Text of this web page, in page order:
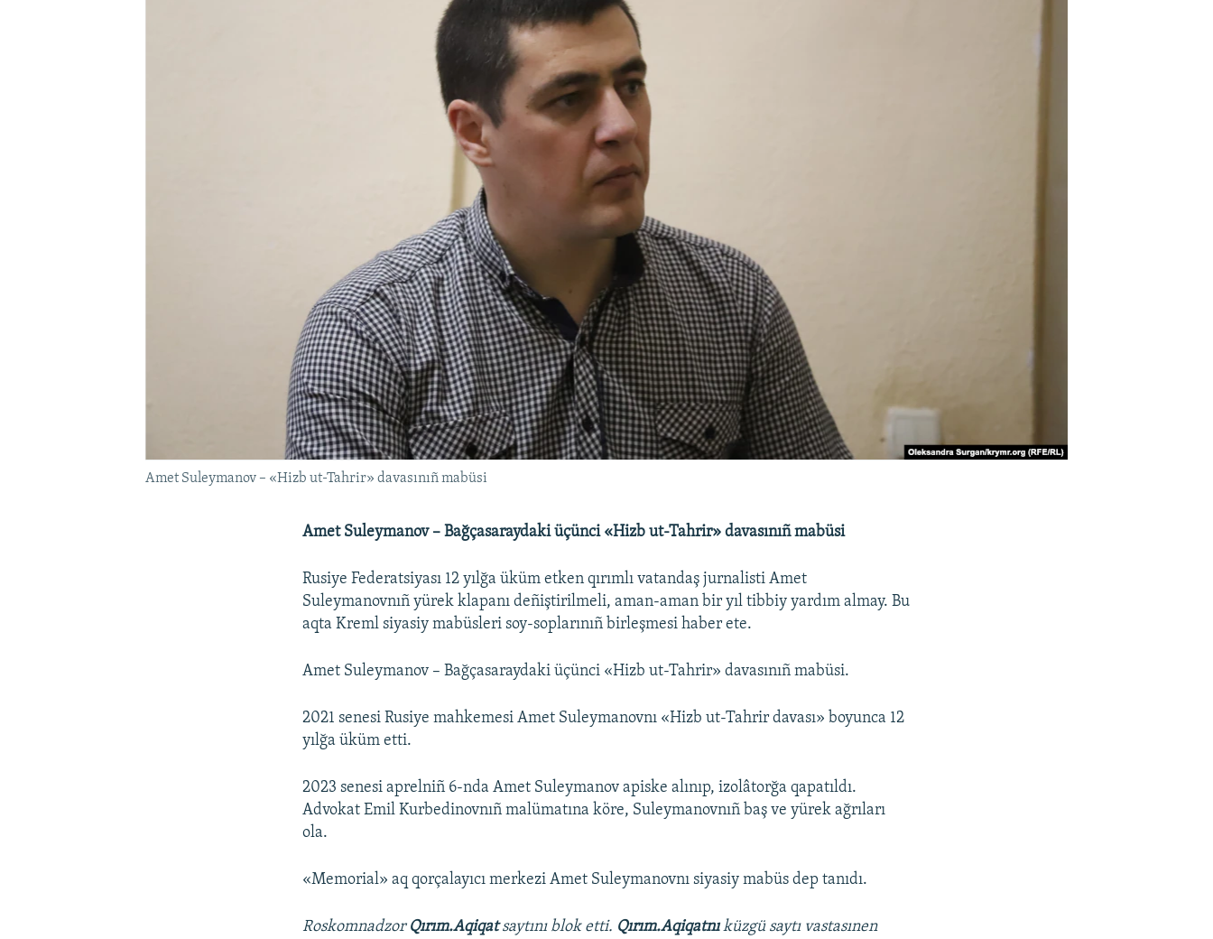
Amet Suleymanov – «Hizb ut-Tahrir» davasınıñ mabüsi
Amet Suleymanov – Bağçasaraydaki üçünci «Hizb ut-Tahrir» davasınıñ mabüsi
Rusiye Federatsiyası 12 yılğa üküm etken qırımlı vatandaş jurnalisti Amet
Suleymanovnıñ yürek klapanı deñiştirilmeli, aman-aman bir yıl tibbiy yardım almay. Bu
aqta Kreml siyasiy mabüsleri soy-soplarınıñ birleşmesi haber ete.
Amet Suleymanov – Bağçasaraydaki üçünci «Hizb ut-Tahrir» davasınıñ mabüsi.
2021 senesi Rusiye mahkemesi Amet Suleymanovnı «Hizb ut-Tahrir davası» boyunca 12
yılğa üküm etti.
2023 senesi aprelniñ 6-nda Amet Suleymanov apiske alınıp, izolâtorğa qapatıldı.
Advokat Emil Kurbedinovnıñ malümatına köre, Suleymanovnıñ baş ve yürek ağrıları
ola.
«Memorial» aq qorçalayıcı merkezi Amet Suleymanovnı siyasiy mabüs dep tanıdı.
Roskomnadzor Qırım.Aqiqatsaytını blok etti. Qırım.Aqiqatnıküzgü saytı vastasınen